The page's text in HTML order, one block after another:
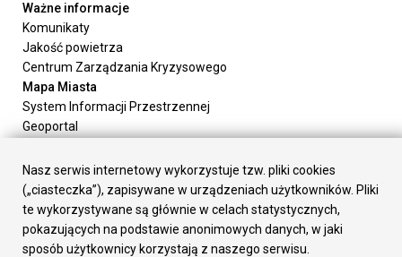
Ważne informacje
Komunikaty
Jakość powietrza
Centrum Zarządzania Kryzysowego
Mapa Miasta
System Informacji Przestrzennej
Geoportal
Załatw sprawę
Prezydent Miasta
Rada Miasta
Wydziały
Elektroniczna Skrzynka Podawcza
Nasz serwis internetowy wykorzystuje tzw. pliki cookies
(„ciasteczka”), zapisywane w urządzeniach użytkowników. Pliki
te wykorzystywane są głównie w celach statystycznych,
pokazujących na podstawie anonimowych danych, w jaki
sposób użytkownicy korzystają z naszego serwisu.